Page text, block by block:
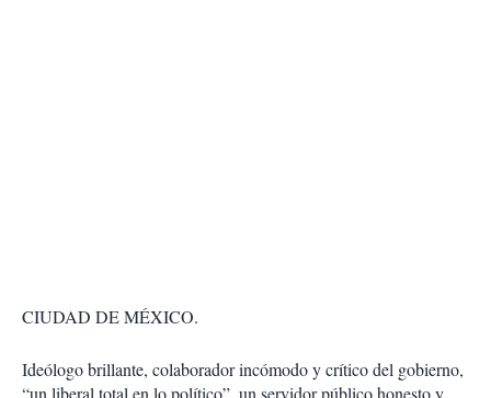
CIUDAD DE MÉXICO.
Ideólogo brillante, colaborador incómodo y crítico del gobierno,